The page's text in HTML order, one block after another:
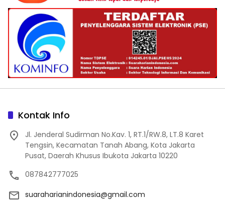
Kontak Info
Jl. Jenderal Sudirman No.Kav. 1, RT.1/RW.8, LT.8 Karet
Tengsin, Kecamatan Tanah Abang, Kota Jakarta
Pusat, Daerah Khusus Ibukota Jakarta 10220
087842777025
suaraharianindonesia@gmail.com